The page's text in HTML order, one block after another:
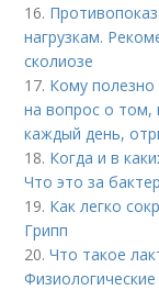
16.
нагрузкам.
сколиозе
17. Кому полезно
на вопрос о том,
каждый день,
18. Когда и в
Что это за
19. Как легко
Грипп
20.Что такое